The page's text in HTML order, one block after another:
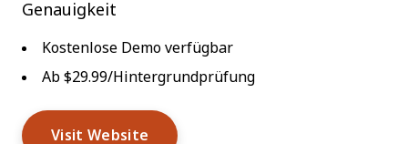
Genauigkeit
Kostenlose Demo verfügbar
Ab $29.99/Hintergrundprüfung
Visit Website